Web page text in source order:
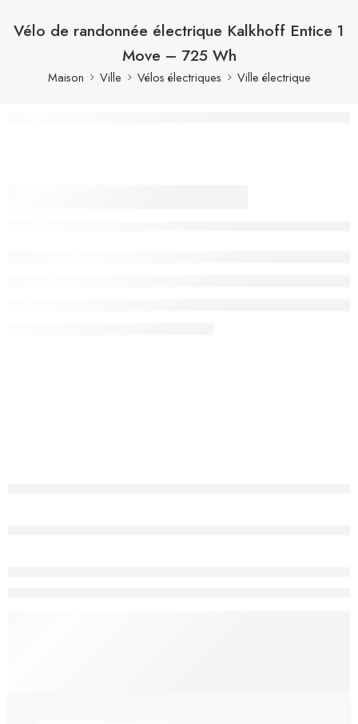
Vélo de randonnée électrique Kalkhoff Entice 1
Move – 725 Wh
Maison Ville Vélos électriques Ville électrique